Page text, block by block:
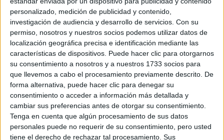
personalizado, medición de publicidad y contenido,
investigación de audiencia y desarrollo de servicios. Con su
permiso, nosotros y nuestros socios podemos utilizar datos de
localización geográfica precisa e identificación mediante las
características de dispositivos. Puede hacer clic para otorgarnos
su consentimiento a nosotros y a nuestros 1733 socios para
que llevemos a cabo el procesamiento previamente descrito. De
forma alternativa, puede hacer clic para denegar su
consentimiento o acceder a información más detallada y
cambiar sus preferencias antes de otorgar su consentimiento.
Tenga en cuenta que algún procesamiento de sus datos
personales puede no requerir de su consentimiento, pero usted
tiene el derecho de rechazar tal procesamiento. Sus
Presencial |Madrid
Máster Universitario en
Consumo y Comercio
UNIVERSIDAD COMPLUTENSE DE MADRID
(Universidad
Tipo: Máster
Pídeles información ¡GRATIS!
Presencial |
Máster Universitario en
Consumo y Comercio